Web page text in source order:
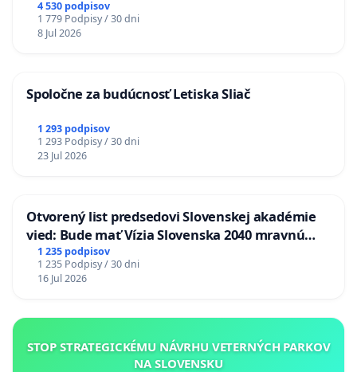
stanici Púchov
4 530 podpisov
1 779 Podpisy / 30 dni
8 Jul 2026
Spoločne za budúcnosť Letiska Sliač
1 293 podpisov
1 293 Podpisy / 30 dni
23 Jul 2026
Otvorený list predsedovi Slovenskej akadémie
vied: Bude mať Vízia Slovenska 2040 mravnú
chrbticu?
1 235 podpisov
1 235 Podpisy / 30 dni
16 Jul 2026
STOP STRATEGICKÉMU NÁVRHU VETERNÝCH PARKOV
NA SLOVENSKU